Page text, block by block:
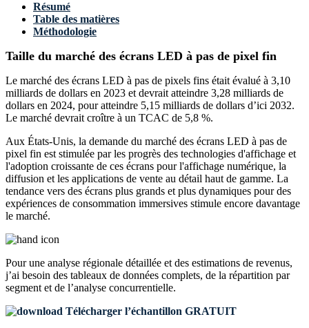
Résumé
Table des matières
Méthodologie
Taille du marché des écrans LED à pas de pixel fin
Le marché des écrans LED à pas de pixels fins était évalué à 3,10
milliards de dollars en 2023 et devrait atteindre 3,28 milliards de
dollars en 2024, pour atteindre 5,15 milliards de dollars d’ici 2032.
Le marché devrait croître à un TCAC de 5,8 %.
Aux États-Unis, la demande du marché des écrans LED à pas de
pixel fin est stimulée par les progrès des technologies d'affichage et
l'adoption croissante de ces écrans pour l'affichage numérique, la
diffusion et les applications de vente au détail haut de gamme. La
tendance vers des écrans plus grands et plus dynamiques pour des
expériences de consommation immersives stimule encore davantage
le marché.
Pour une analyse régionale détaillée et des estimations de revenus,
j’ai besoin des tableaux de données complets, de la répartition par
segment et de l’analyse concurrentielle.
Télécharger l’échantillon GRATUIT